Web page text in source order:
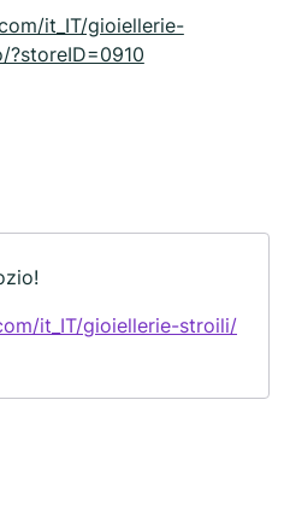
it_IT/gioiellerie-
it_IT/gioiellerie-stroili/